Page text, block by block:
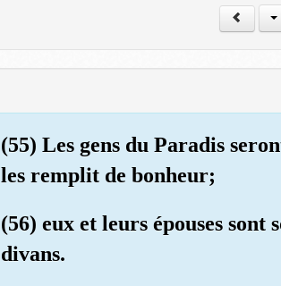
(55) Les gens du Paradis
les remplit de bonheur;
(56) eux et leurs épouses sont
divans.